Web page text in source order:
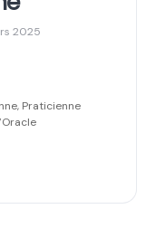
2025
Praticienne